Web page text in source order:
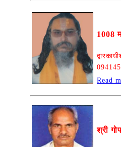
1008
Read
श्री